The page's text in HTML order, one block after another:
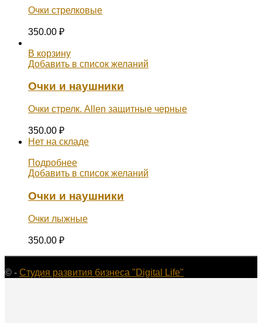
Очки стрелковые
350.00 ₽
В корзину
Добавить в список желаний
Очки и наушники
Очки стрелк. Allen защитные черные
350.00 ₽
Нет на складе
Подробнее
Добавить в список желаний
Очки и наушники
Очки лыжные
350.00 ₽
© - Студия развития бизнеса "Digital Life"